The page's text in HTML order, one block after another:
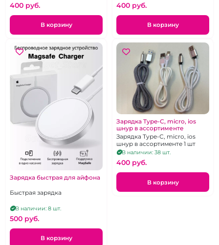
400 pуб.
В корзину
400 pуб.
В корзину
Зарядка быстрая для айфона
Быстрая зарядка
В наличии: 8 шт.
500 pуб.
В корзину
Зарядка Type-C, micro, ios
шнур в ассортименте
Зарядка Type-C, micro, ios
шнур в ассортименте 1 шт
В наличии: 38 шт.
400 pуб.
В корзину